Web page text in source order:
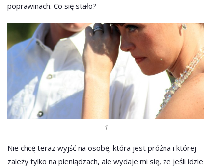
poprawinach. Co się stało?
1
Nie chcę teraz wyjść na osobę, która jest próżna i której
zależy tylko na pieniądzach, ale wydaje mi się, że jeśli idzie